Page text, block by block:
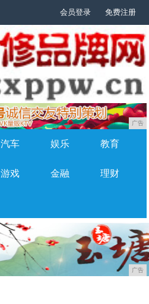
会员登录 免费注册
广告
汽车 娱乐 教育
游戏 金融 理财
广告